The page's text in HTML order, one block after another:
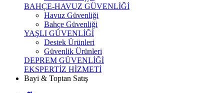
BAHÇE-HAVUZ GÜVENLİĞİ
Havuz Güvenliği
Bahçe Güvenliği
YAŞLI GÜVENLİĞİ
Destek Ürünleri
Güvenlik Ürünleri
DEPREM GÜVENLİĞİ
EKSPERTİZ HİZMETİ
Bayi & Toptan Satış